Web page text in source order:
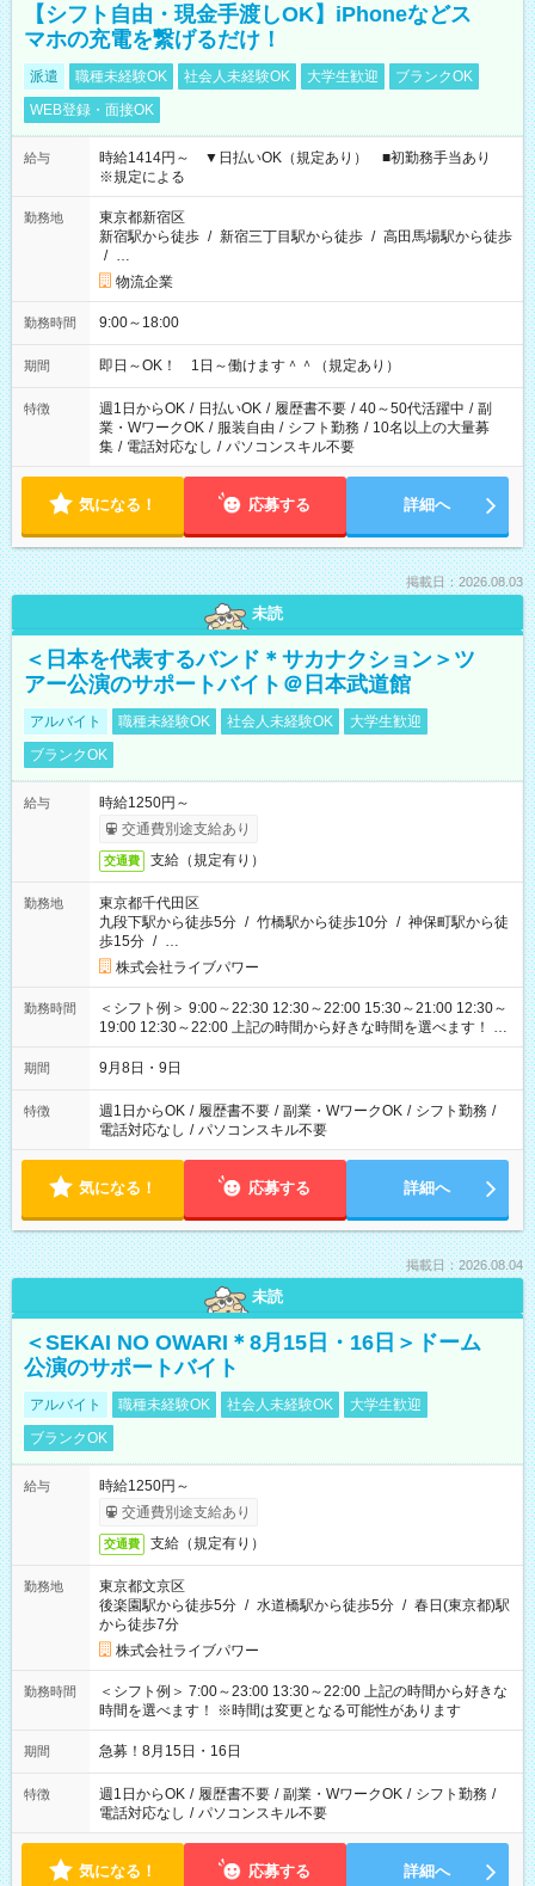
【シフト自由・現金手渡しOK】iPhoneなどス
マホの充電を繋げるだけ！
派遣 職種未経験OK 社会人未経験OK 大学生歓迎
ブランクOK
WEB登録・面接OK
給与
時給1414円～ ▼日払いOK（規定あり） ■初勤務手当あり
※規定による
勤務地
東京都新宿区
新宿駅から徒歩 / 新宿三丁目駅から徒歩 / 高田馬場駅から徒歩
/ …
物流企業
勤務時間 9:00～18:00
期間 即日～OK！ 1日～働けます＾＾（規定あり）
特徴 週1日からOK / 日払いOK / 履歴書不要 / 40～50代活躍中 / 副
業・WワークOK / 服装自由 / シフト勤務 / 10名以上の大量募
集 / 電話対応なし / パソコンスキル不要
気になる！ 応募する 詳細へ
掲載日：2026.08.03
未読
＜日本を代表するバンド＊サカナクション＞ツ
アー公演のサポートバイト＠日本武道館
アルバイト 職種未経験OK 社会人未経験OK
大学生歓迎
ブランクOK
給与
時給1250円～
交通費別途支給あり
交通費 支給（規定有り）
勤務地
東京都千代田区
九段下駅から徒歩5分 / 竹橋駅から徒歩10分 / 神保町駅から徒
歩15分 / …
株式会社ライブパワー
勤務時間
＜シフト例＞ 9:00～22:30 12:30～22:00 15:30～21:00 12:30～
19:00 12:30～22:00 上記の時間から好きな時間を選べます！ ※
時間は変更となる可能性があります
期間 9月8日・9日
特徴 週1日からOK / 履歴書不要 / 副業・WワークOK / シフト勤務 /
電話対応なし / パソコンスキル不要
気になる！ 応募する 詳細へ
掲載日：2026.08.04
未読
＜SEKAI NO OWARI＊8月15日・16日＞ドーム
公演のサポートバイト
アルバイト 職種未経験OK 社会人未経験OK
大学生歓迎
ブランクOK
給与
時給1250円～
交通費別途支給あり
交通費 支給（規定有り）
勤務地
東京都文京区
後楽園駅から徒歩5分 / 水道橋駅から徒歩5分 / 春日(東京都)駅
から徒歩7分
株式会社ライブパワー
勤務時間
＜シフト例＞ 7:00～23:00 13:30～22:00 上記の時間から好きな
時間を選べます！ ※時間は変更となる可能性があります
期間 急募！8月15日・16日
特徴 週1日からOK / 履歴書不要 / 副業・WワークOK / シフト勤務 /
電話対応なし / パソコンスキル不要
気になる！ 応募する 詳細へ